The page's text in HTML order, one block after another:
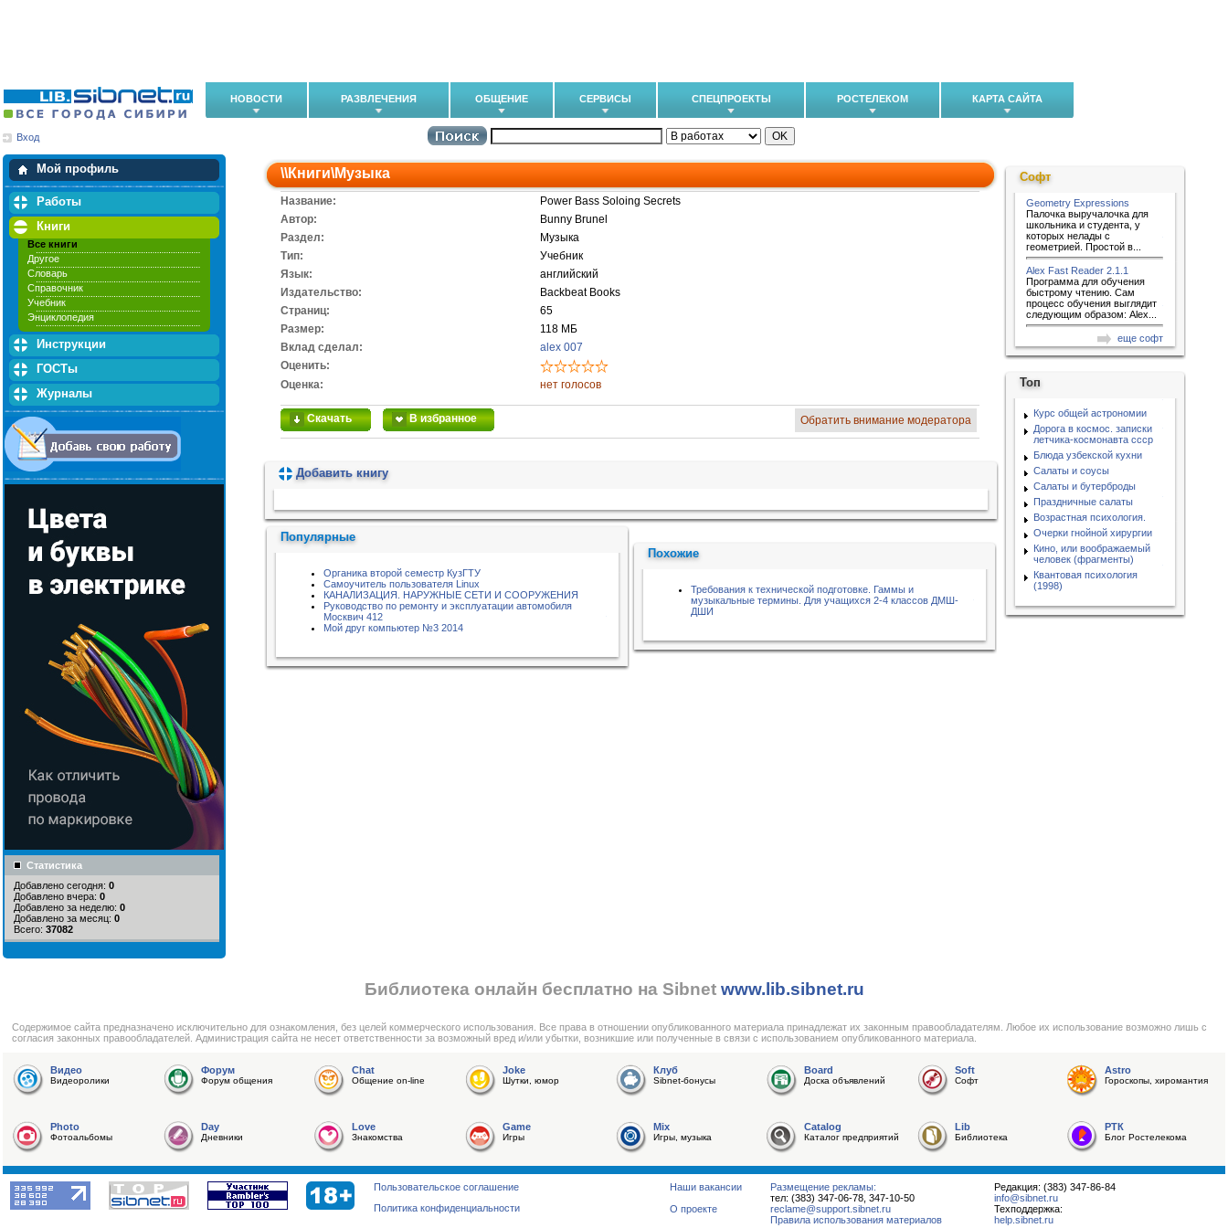
НОВОСТИ РАЗВЛЕЧЕНИЯ ОБЩЕНИЕ СЕРВИСЫ СПЕЦПРОЕКТЫ РОСТЕЛЕКОМ КАРТА САЙТА
Вход
Мой профиль
Мои закладки
Работы
Книги
Все книги
Другое
Словарь
Справочник
Учебник
Энциклопедия
Инструкции
ГОСТы
Журналы
Статистика
Добавлено сегодня: 0
Добавлено вчера: 0
Добавлено за неделю: 0
Добавлено за месяц: 0
Всего: 37082
\\Книги\Музыка
Название:
Power Bass Soloing Secrets
Автор:
Bunny Brunel
Раздел:
Музыка
Тип:
Учебник
Язык:
английский
Издательство:
Backbeat Books
Cтраниц:
65
Размер:
118 МБ
Вклад сделал:
alex 007
Оценить:
Оценка:
нет голосов
Скачать В избранное Обратить внимание модератора
Добавить книгу
Популярные
Органика второй семестр КузГТУ
Самоучитель пользователя Linux
КАНАЛИЗАЦИЯ. НАРУЖНЫЕ СЕТИ И СООРУЖЕНИЯ
Руководство по ремонту и эксплуатации автомобиля
Москвич 412
Мой друг компьютер №3 2014
Похожие
Требования к технической подготовке. Гаммы и
музыкальные термины. Для учащихся 2-4 классов ДМШ-
ДШИ
Софт
Geometry Expressions
Палочка выручалочка для
школьника и студента, у
которых нелады с
геометрией. Простой в...
Alex Fast Reader 2.1.1
Программа для обучения
быстрому чтению. Сам
процесс обучения выглядит
следующим образом: Alex...
еще софт
Топ
Курс общей астрономии
Дорога в космос. записки
летчика-космонавта ссср
Блюда узбекской кухни
Салаты и соусы
Салаты и бутерброды
Праздничные салаты
Возрастная психология.
Очерки гнойной хирургии
Кино, или воображаемый
человек (фрагменты)
Квантовая психология
(1998)
Библиотека онлайн бесплатно на Sibnet www.lib.sibnet.ru
Cодержимое сайта предназначено исключительно для ознакомления, без целей коммерческого использования. Все права в отношении опубликованного материала принадлежат их законным правообладателям. Любое их использование возможно лишь с
согласия законных правообладателей. Администрация сайта не несет ответственности за возможный вред и/или убытки, возникшие или полученные в связи с использованием опубликованного материала.
Видео
Видеоролики
Форум
Форум общения
Chat
Общение on-line
Joke
Шутки, юмор
Клуб
Sibnet-бонусы
Board
Доска объявлений
Soft
Софт
Astro
Гороскопы, хиромантия
Photo
Фотоальбомы
Day
Дневники
Love
Знакомства
Game
Игры
Mix
Игры, музыка
Catalog
Каталог предприятий
Lib
Библиотека
РТК
Блог Ростелекома
Редакция: (383) 347-86-84
info@sibnet.ru
Техподдержка:
help.sibnet.ru
Размещение рекламы:
тел: (383) 347-06-78, 347-10-50
reclame@support.sibnet.ru
Правила использования материалов
Наши вакансии
О проекте
Пользовательское соглашение
Политика конфиденциальности